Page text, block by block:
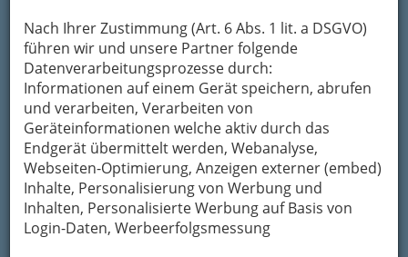
Nach Ihrer Zustimmung (Art. 6 Abs. 1 lit. a DSGVO)
führen wir und unsere Partner folgende
Datenverarbeitungsprozesse durch:
Informationen auf einem Gerät speichern, abrufen
und verarbeiten, Verarbeiten von
Geräteinformationen welche aktiv durch das
Endgerät übermittelt werden, Webanalyse,
Webseiten-Optimierung, Anzeigen externer (embed)
Inhalte, Personalisierung von Werbung und
Inhalten, Personalisierte Werbung auf Basis von
Login-Daten, Werbeerfolgsmessung
Unternehmen Baumschule Ecker -
Gartengestaltung weitergeleitet.
Mein Name
Meine Email Adresse
Mein Betreff